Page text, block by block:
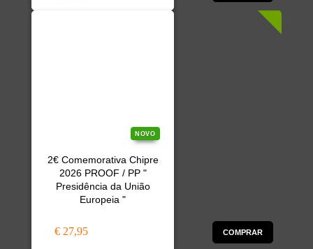
NOVO
2€ Comemorativa Chipre
2026 PROOF / PP "
Presidência da União
Europeia "
€ 27,95 COMPRAR